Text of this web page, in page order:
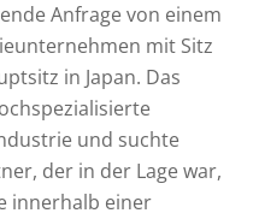
Anfrage von einem
mit Sitz
in Japan. Das
und suchte
der in der Lage war,
innerhalb einer